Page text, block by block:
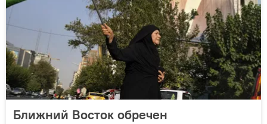
Ближний Восток обречен